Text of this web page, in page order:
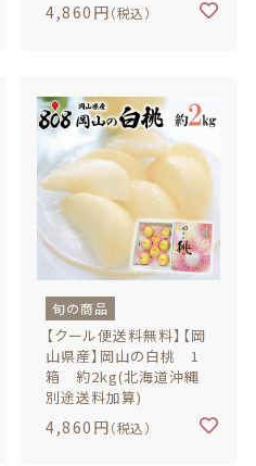
4,860円（税込）
旬の商品
【クール便送料無料】【岡
山県産】岡山の白桃 1
箱 約2kg(北海道沖縄
別途送料加算)
4,860円（税込）